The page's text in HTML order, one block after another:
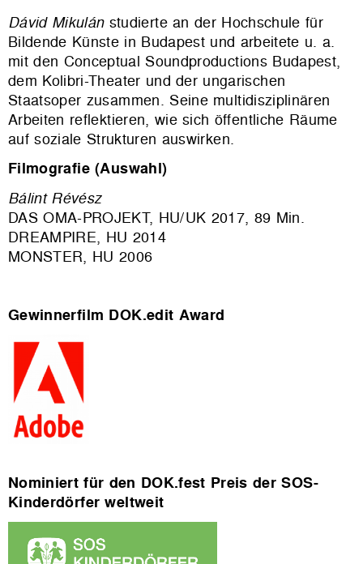
Dávid Mikulánstudierte an der Hochschule für
Bildende Künste in Budapest und arbeitete u. a.
mit den Conceptual Soundproductions Budapest,
dem Kolibri-Theater und der ungarischen
Staatsoper zusammen. Seine multidisziplinären
Arbeiten reflektieren, wie sich öffentliche Räume
auf soziale Strukturen auswirken.
Filmografie (Auswahl)
Bálint Révész
DAS OMA-PROJEKT, HU/UK 2017, 89 Min.
DREAMPIRE, HU 2014
MONSTER, HU 2006
Gewinnerfilm DOK.edit Award
Nominiert für den DOK.fest Preis der SOS-
Kinderdörfer weltweit